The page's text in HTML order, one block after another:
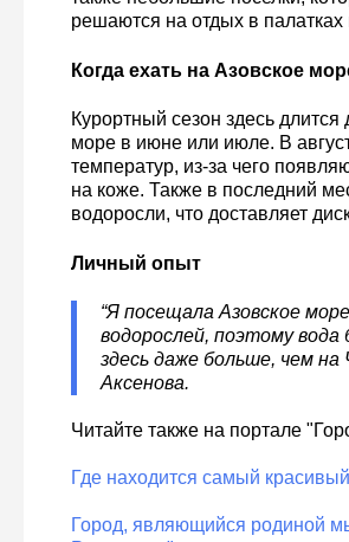
решаются на отдых в
Когда ехать на Азовское
Курортный сезон здесь
море в июне или июле. В
температур, из-за чего
на коже. Также в последний
водоросли, что доставляет
Личный опыт
“Я посещала Азовское
водорослей, поэтому
здесь даже больше, чем
Аксенова.
Читайте также на портале
Где находится самый
Город, являющийся родиной